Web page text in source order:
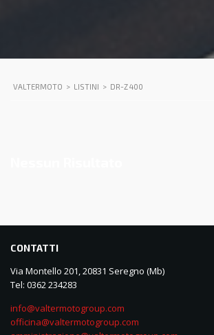
VALTERMOTO > LISTINI > DR-Z 400
CONTATTI
Via Montello 201, 20831 Seregno (Mb)
Tel: 0362 234283
info@valtermotogroup.com
officina@valtermotogroup.com